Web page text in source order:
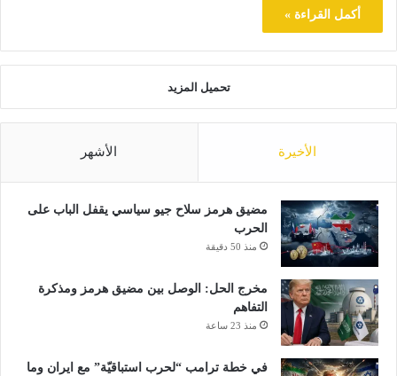
أكمل القراءة »
تحميل المزيد
الأخيرة الأشهر
مضيق هرمز سلاح جيو سياسي يقفل الباب على
الحرب
منذ 50 دقيقة
مخرج الحل: الوصل بين مضيق هرمز ومذكرة
التفاهم
منذ 23 ساعة
في خطة ترامب “لحرب استباقيّة” مع ايران وما